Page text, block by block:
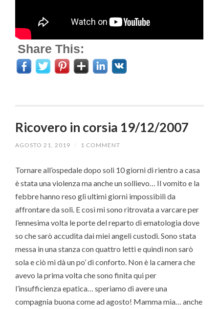
Share This:
Ricovero in corsia 19/12/2007
AGOSTO 21, 2019 / 1 COMMENT
Tornare all’ospedale dopo soli 10 giorni di rientro a casa
è stata una violenza ma anche un sollievo… Il vomito e la
febbre hanno reso gli ultimi giorni impossibili da
affrontare da soli. E così mi sono ritrovata a varcare per
l’ennesima volta le porte del reparto di ematologia dove
so che sarò accudita dai miei angeli custodi. Sono stata
messa in una stanza con quattro letti e quindi non sarò
sola e ciò mi dà un po’ di conforto. Non è la camera che
avevo la prima volta che sono finita qui per
l’insufficienza epatica… speriamo di avere una
compagnia buona come ad agosto! Mamma mia… anche